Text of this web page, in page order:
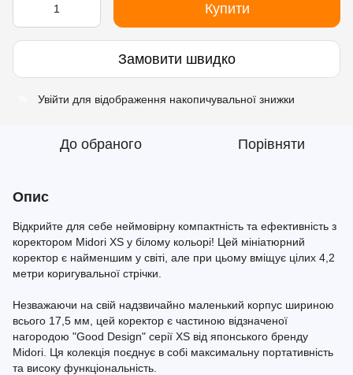
Купити
Замовити швидко
Увійти для відображення накопичувальної знижки
До обраного Порівняти
Опис
Відкрийте для себе неймовірну компактність та ефективність з
коректором Midori XS у білому кольорі! Цей мініатюрний
коректор є найменшим у світі, але при цьому вміщує цілих 4,2
метри коригувальної стрічки.
Незважаючи на свій надзвичайно маленький корпус шириною
всього 17,5 мм, цей коректор є частиною відзначеної
нагородою "Good Design" серії XS від японського бренду
Midori. Ця колекція поєднує в собі максимальну портативність
та високу функціональність.